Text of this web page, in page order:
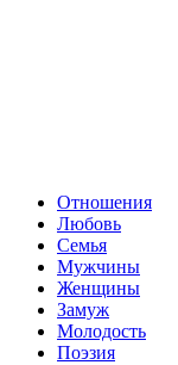
Отношения
Любовь
Семья
Мужчины
Женщины
Замуж
Молодость
Поэзия